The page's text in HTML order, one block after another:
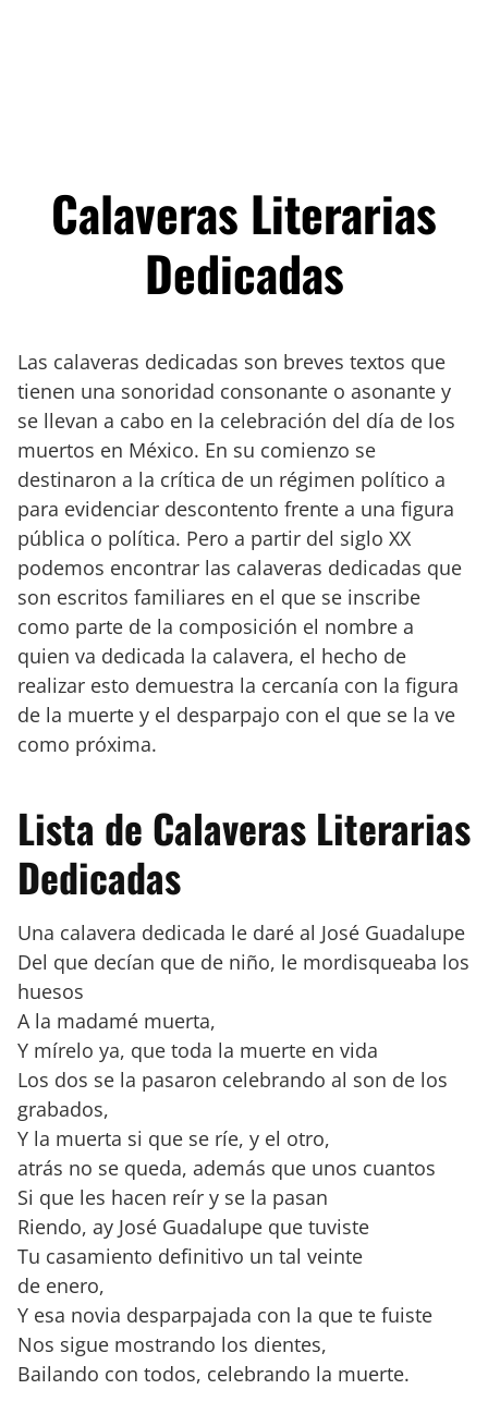
Calaveras Literarias
Dedicadas
Las calaveras dedicadas son breves textos que
tienen una sonoridad consonante o asonante y
se llevan a cabo en la celebración del día de los
muertos en México. En su comienzo se
destinaron a la crítica de un régimen político a
para evidenciar descontento frente a una figura
pública o política. Pero a partir del siglo XX
podemos encontrar las calaveras dedicadas que
son escritos familiares en el que se inscribe
como parte de la composición el nombre a
quien va dedicada la calavera, el hecho de
realizar esto demuestra la cercanía con la figura
de la muerte y el desparpajo con el que se la ve
como próxima.
Lista de Calaveras Literarias
Dedicadas
Una calavera dedicada le daré al José Guadalupe
Del que decían que de niño, le mordisqueaba los
huesos
A la madamé muerta,
Y mírelo ya, que toda la muerte en vida
Los dos se la pasaron celebrando al son de los
grabados,
Y la muerta si que se ríe, y el otro,
atrás no se queda, además que unos cuantos
Si que les hacen reír y se la pasan
Riendo, ay José Guadalupe que tuviste
Tu casamiento definitivo un tal veinte
de enero,
Y esa novia desparpajada con la que te fuiste
Nos sigue mostrando los dientes,
Bailando con todos, celebrando la muerte.